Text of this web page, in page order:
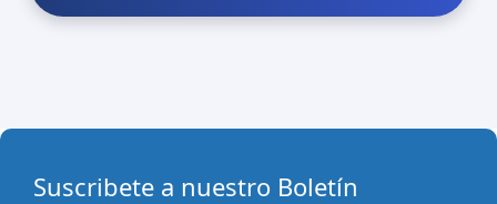
Suscribete a nuestro Boletín